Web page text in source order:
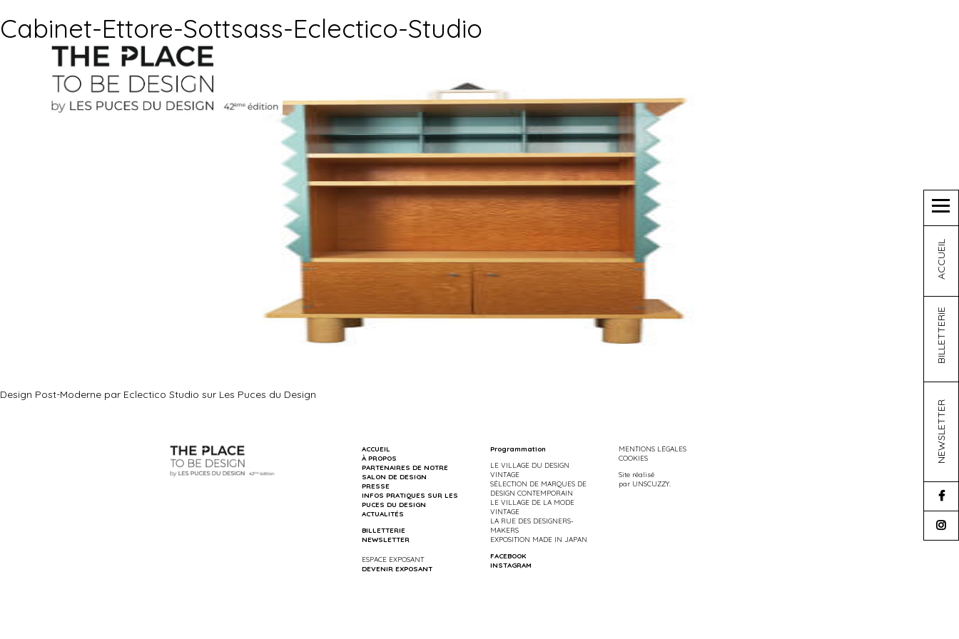
ACCUEIL
BILLETTERIE
NEWSLETTER
Cabinet-Ettore-Sottsass-Eclectico-Studio
Design Post-Moderne par Eclectico Studio sur Les Puces du Design
ACCUEIL
À PROPOS
PARTENAIRES DE NOTRE
SALON DE DESIGN
PRESSE
INFOS PRATIQUES SUR LES
PUCES DU DESIGN
ACTUALITÉS
BILLETTERIE
NEWSLETTER
ESPACE EXPOSANT
DEVENIR EXPOSANT
Programmation
LE VILLAGE DU DESIGN
VINTAGE
SÉLECTION DE MARQUES DE
DESIGN CONTEMPORAIN
LE VILLAGE DE LA MODE
VINTAGE
LA RUE DES DESIGNERS-
MAKERS
EXPOSITION MADE IN JAPAN
FACEBOOK
INSTAGRAM
MENTIONS LÉGALES
COOKIES
Site réalisé
par UNSCUZZY